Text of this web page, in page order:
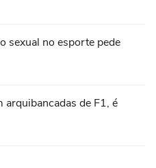
sexual no esporte pede
arquibancadas de F1, é